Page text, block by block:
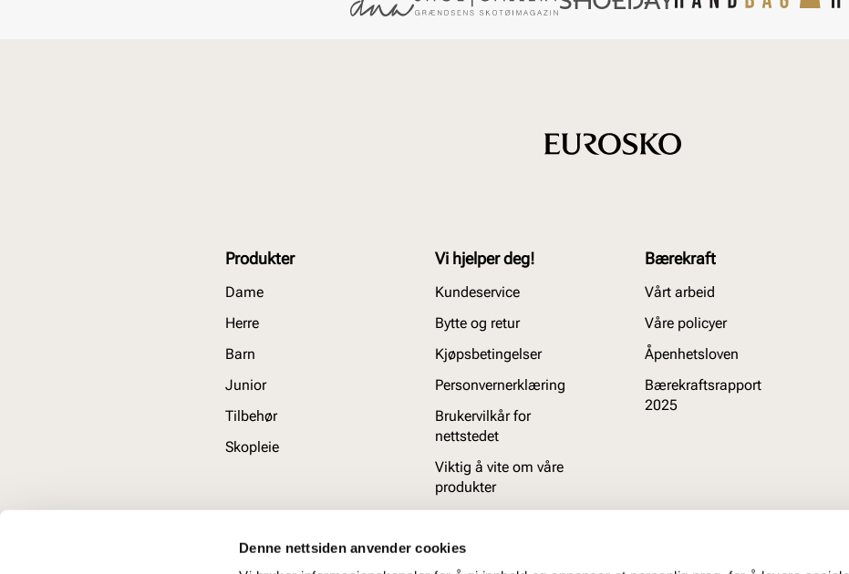
Denne nettsiden anvender cookies
Produkter
Dame
Herre
Barn
Junior
Tilbehør
Skopleie
Vi hjelper deg!
Kundeservice
Bytte og retur
Kjøpsbetingelser
Personvernerklæring
Brukervilkår for
nettstedet
Viktig å vite om våre
produkter
Bærekraft
Vårt arbeid
Våre policyer
Åpenhetsloven
Bærekraftsrapport
2025